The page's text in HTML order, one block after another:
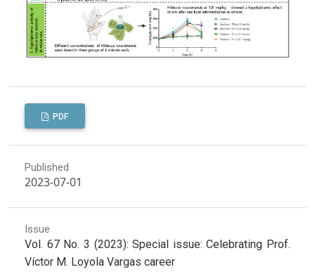
PDF
Published
2023-07-01
Issue
Vol. 67 No. 3 (2023): Special issue: Celebrating Prof.
Víctor M. Loyola Vargas career